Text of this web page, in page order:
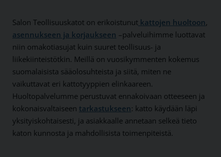
Salon Teollisuuskatot on erikoistunut kattojen huoltoon,
asennukseen ja korjaukseen –palveluihimme luottavat
niin omakotiasujat kuin suuret teollisuus- ja
liikekiinteistötkin. Meillä on vuosikymmenten kokemus
suomalaisista sääolosuhteista ja siitä, miten ne
vaikuttavat eri kattotyyppien elinkaareen.
Huoltopalvelumme perustuvat ennakoivaan otteeseen ja
kokonaisvaltaiseen tarkastukseen: katto käydään läpi
yksityiskohtaisesti, ja asiakkaalle annetaan selkeä tieto
katon kunnosta ja mahdollisista toimenpiteistä.